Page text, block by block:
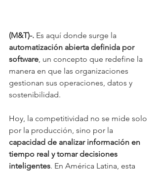
(M&T)-. Es aquí donde surge la
automatización abierta definida por
software , un concepto que redefine la
manera en que las organizaciones
gestionan sus operaciones, datos y
sostenibilidad.
Hoy, la competitividad no se mide solo
por la producción, sino por la
capacidad de analizar información en
tiempo real y tomar decisiones
inteligentes. En América Latina, esta